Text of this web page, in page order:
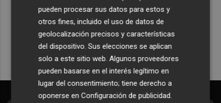
Plaza Podcast en tu correo
Quiero suscribirme
pueden procesar sus datos para estos y
otros fines, incluido el uso de datos de
geolocalización precisos y características
del dispositivo. Sus elecciones se aplican
solo a este sitio web. Algunos proveedores
pueden basarse en el interés legítimo en
lugar del consentimiento; tiene derecho a
oponerse enConfiguración de publicidad.